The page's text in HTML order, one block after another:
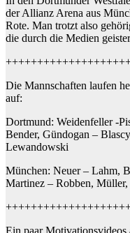
der Allianz Arena aus
Rote. Man trotzt also
die durch die Medien
Die Mannschaften laufen
auf:
Dortmund: Weidenfeller -
Bender, Gündogan –
Lewandowski
München: Neuer – Lahm,
Martinez – Robben,